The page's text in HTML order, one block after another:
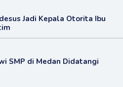
Jadi Kepala Otorita Ibu
SMP di Medan Didatangi